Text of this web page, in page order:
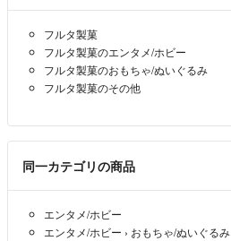
フルタ製菓
フルタ製菓のエンタメ/ホビー
フルタ製菓のおもちゃ/ぬいぐるみ
フルタ製菓のその他
同一カテゴリの商品
エンタメ/ホビー
エンタメ/ホビー › おもちゃ/ぬいぐるみ